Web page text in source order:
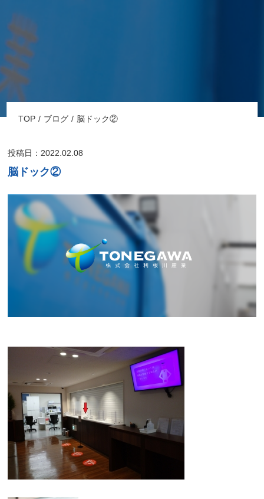
TOP ブログ 脳ドック②
投稿日：2022.02.08
脳ドック②